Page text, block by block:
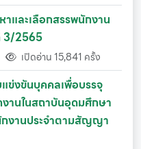
าและเลือกสรรพนักงาน
3/2565
เปิดอ่าน 15,841 ครั้ง
ข่งขันบุคคลเพื่อบรรจุ
านในสถาบันอุดมศึกษา
งานประจำตามสัญญา